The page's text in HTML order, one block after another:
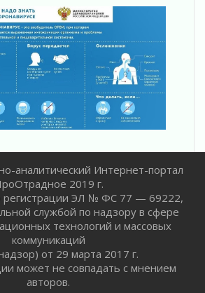
и Водяной
горки
экспозиция к 150-
и вампиров
о помощи
и очередей
аналитический Интернет-портал
2019 г.
регистрации ЭЛ № ФС 77 — 69222,
службой по надзору в сфере
технологий и массовых
коммуникаций
от 29 марта 2017 г.
может не совпадать с мнением
авторов.